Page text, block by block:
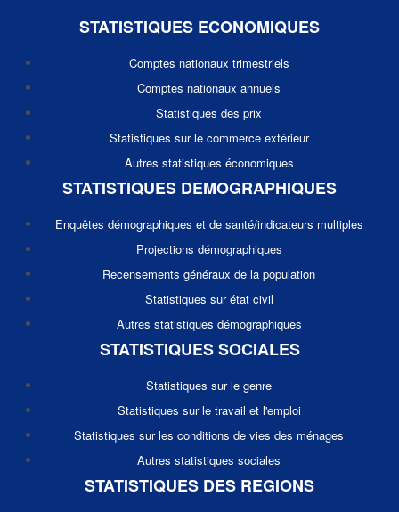
STATISTIQUES ECONOMIQUES
Comptes nationaux trimestriels
Comptes nationaux annuels
Statistiques des prix
Statistiques sur le commerce extérieur
Autres statistiques économiques
STATISTIQUES DEMOGRAPHIQUES
Enquêtes démographiques et de santé/indicateurs multiples
Projections démographiques
Recensements généraux de la population
Statistiques sur état civil
Autres statistiques démographiques
STATISTIQUES SOCIALES
Statistiques sur le genre
Statistiques sur le travail et l'emploi
Statistiques sur les conditions de vies des ménages
Autres statistiques sociales
STATISTIQUES DES REGIONS